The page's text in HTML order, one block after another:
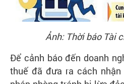
Ảnh: Thời báo Tài
Để cảnh báo đến doanh
thuế đã đưa ra cách